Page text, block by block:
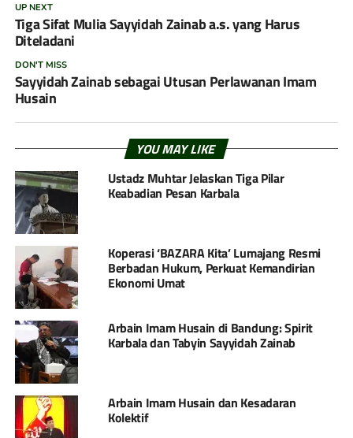
UP NEXT
Tiga Sifat Mulia Sayyidah Zainab a.s. yang Harus
Diteladani
DON'T MISS
Sayyidah Zainab sebagai Utusan Perlawanan Imam
Husain
YOU MAY LIKE
Ustadz Muhtar Jelaskan Tiga Pilar
Keabadian Pesan Karbala
Koperasi ‘BAZARA Kita’ Lumajang Resmi
Berbadan Hukum, Perkuat Kemandirian
Ekonomi Umat
Arbain Imam Husain di Bandung: Spirit
Karbala dan Tabyin Sayyidah Zainab
Arbain Imam Husain dan Kesadaran
Kolektif